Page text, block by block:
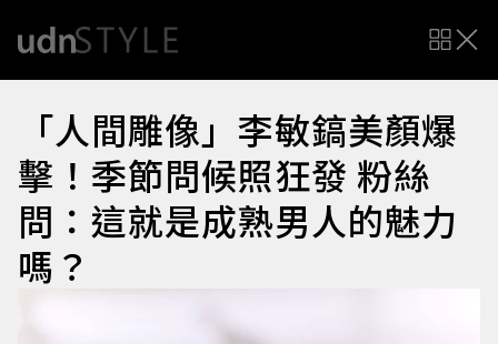
「人間雕像」李敏鎬美顏爆
擊！季節問候照狂發 粉絲
問：這就是成熟男人的魅力
嗎？